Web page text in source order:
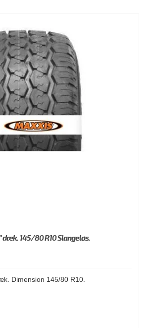
dæk. 145/80 R10 Slangeløs.
Dimension 145/80 R10.